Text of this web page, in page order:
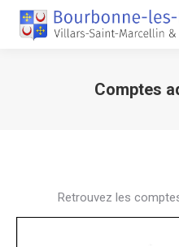
Comptes
Retrouvez les